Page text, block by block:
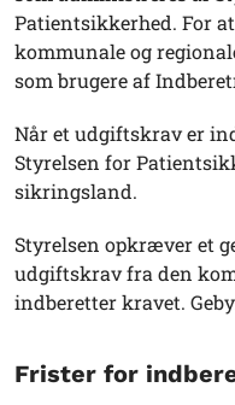
Patientsikkerhed. For
kommunale og
som brugere af
Når et udgiftskrav er
Styrelsen for
sikringsland.
Styrelsen opkræver et
udgiftskrav fra den
indberetter kravet.
Frister for